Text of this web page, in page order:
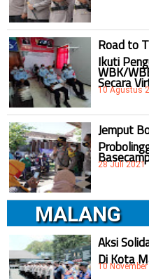
Road to
Ikuti
WBK/
Secara
10 Agustus
Jemput
28 Juli 2021
MALANG
Aksi
Di Kota
10